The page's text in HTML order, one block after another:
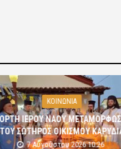
ΚΟΙΝΩΝΙΑ
ΙΕΡΟΥ ΝΑΟΥ
ΤΟΥ ΣΩΤΗΡΟΣ ΟΙΚΙΣΜΟΥ
7 Αυγούστου 2026 10:26